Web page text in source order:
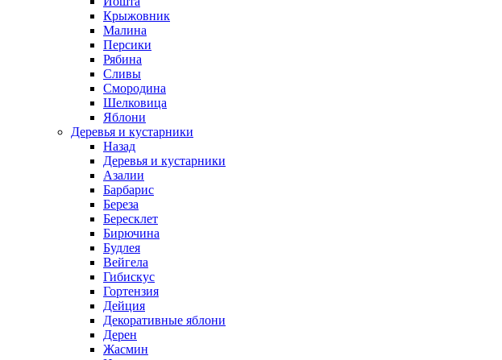
Крыжовник
Малина
Персики
Рябина
Сливы
Смородина
Шелковица
Яблони
Деревья и кустарники
Назад
Деревья и кустарники
Азалии
Барбарис
Береза
Бересклет
Бирючина
Будлея
Вейгела
Гибискус
Гортензия
Дейция
Декоративные яблони
Дерен
Жасмин